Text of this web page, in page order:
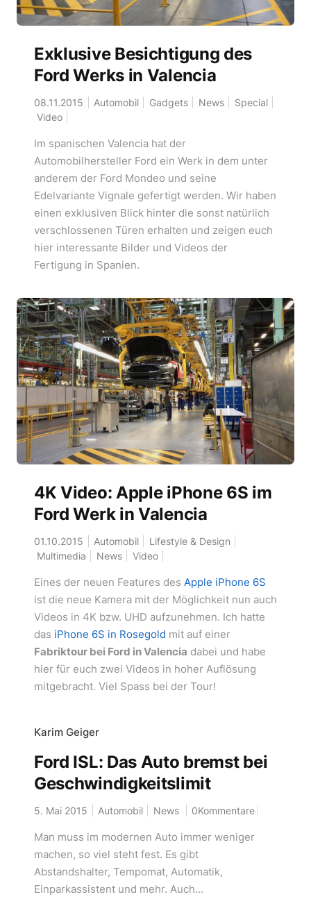
Exklusive Besichtigung des
Ford Werks in Valencia
08.11.2015 Automobil Gadgets News
Special
Video
Im spanischen Valencia hat der
Automobilhersteller Ford ein Werk in dem unter
anderem der Ford Mondeo und seine
Edelvariante Vignale gefertigt werden. Wir haben
einen exklusiven Blick hinter die sonst natürlich
verschlossenen Türen erhalten und zeigen euch
hier interessante Bilder und Videos der
Fertigung in Spanien.
4K Video: Apple iPhone 6S im
Ford Werk in Valencia
01.10.2015 Automobil
Lifestyle & Design
Multimedia
News Video
Eines der neuen Features des Apple iPhone 6S
ist die neue Kamera mit der Möglichkeit nun auch
Videos in 4K bzw. UHD aufzunehmen. Ich hatte
das iPhone 6S in Rosegold mit auf einer
Fabriktour bei Ford in Valencia dabei und habe
hier für euch zwei Videos in hoher Auflösung
mitgebracht. Viel Spass bei der Tour!
Karim Geiger
Ford ISL: Das Auto bremst bei
Geschwindigkeitslimit
5. Mai 2015 Automobil News 0Kommentare
Man muss im modernen Auto immer weniger
machen, so viel steht fest. Es gibt
Abstandshalter, Tempomat, Automatik,
Einparkassistent und mehr. Auch...